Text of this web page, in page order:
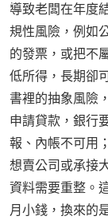
導致老闆在年度
規性風險，例如
的發票，或把不
低所得，長期卻
書裡的抽象風險
申請貸款，銀行
報、內帳不可用
想賣公司或承接
資料需要重整。
月小錢，換來的